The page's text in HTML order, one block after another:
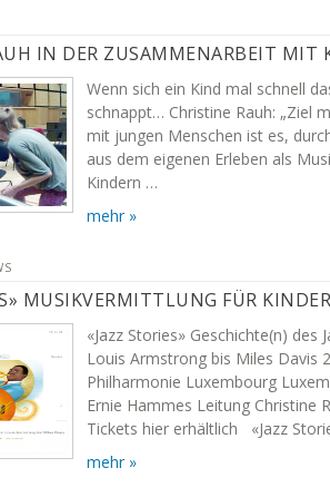
IN DER ZUSAMMENARBEIT MIT
Wenn sich ein Kind mal schnell
schnappt… Christine Rauh: „Ziel
mit jungen Menschen ist es,
aus dem eigenen Erleben als
Kindern …
mehr »
MUSIKVERMITTLUNG FÜR KINDER
«Jazz Stories» Geschichte(n) des
Louis Armstrong bis Miles Davis
Philharmonie Luxembourg
Ernie Hammes Leitung Christine
Tickets hier erhältlich «Jazz
mehr »